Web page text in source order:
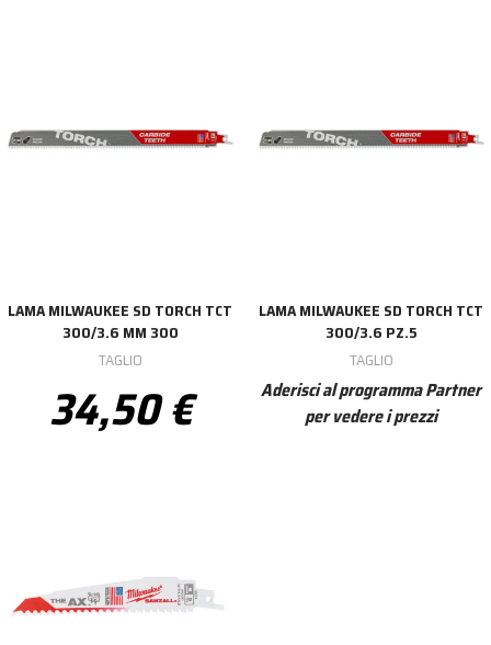
LAMA MILWAUKEE SD TORCH TCT
300/3.6 MM 300
TAGLIO
34,50 €
LAMA MILWAUKEE SD TORCH TCT
300/3.6 PZ.5
TAGLIO
Aderisci al programma Partner
per vedere i prezzi